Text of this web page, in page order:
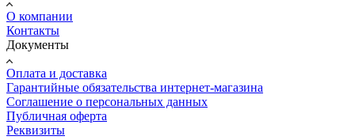
О компании
Контакты
Документы
Оплата и доставка
Гарантийные обязательства интернет-магазина
Соглашение о персональных данных
Публичная оферта
Реквизиты